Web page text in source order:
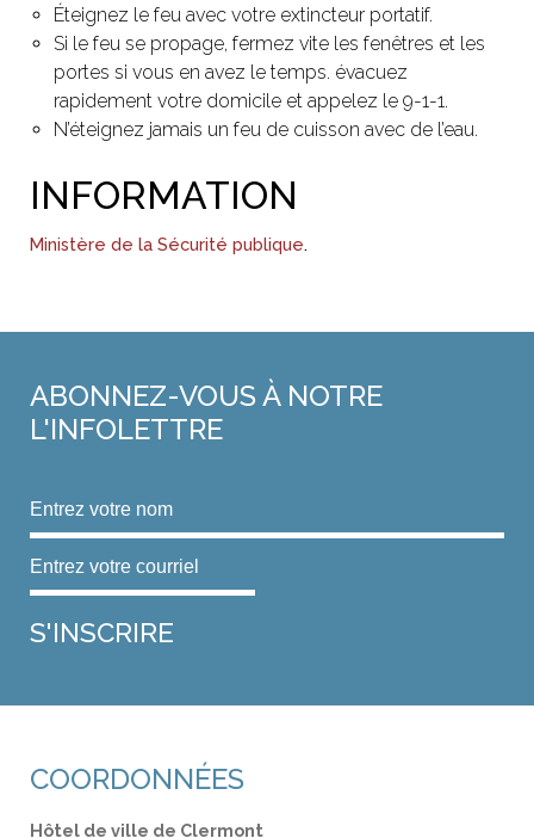
Éteignez le feu avec votre extincteur portatif.
Si le feu se propage, fermez vite les fenêtres et les
portes si vous en avez le temps. évacuez
rapidement votre domicile et appelez le 9-1-1.
N’éteignez jamais un feu de cuisson avec de l’eau.
INFORMATION
Ministère de la Sécurité publique.
ABONNEZ-VOUS À NOTRE
L'INFOLETTRE
COORDONNÉES
Hôtel de ville de Clermont